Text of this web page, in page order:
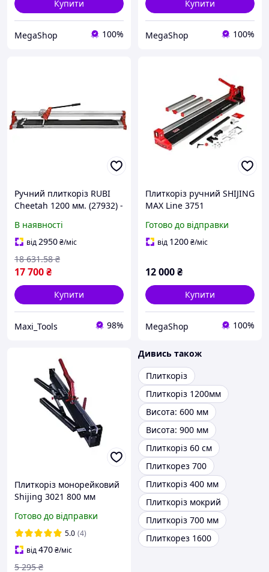
Купити
MegaShop 100%
Купити
MegaShop 100%
Ручний плиткоріз RUBI
Cheetah 1200 мм. (27932) -
твердих матеріалів
В наявності
від2950₴/міс
17 700₴
18 631.58 ₴
Купити
Maxi_Tools 98%
Плиткоріз ручний SHIJING
MAX Line 3751
зеленим лазером та
ріжучий ролик у
Готово до відправки
від 1200₴/міс
12 000₴
Купити
MegaShop 100%
Плиткоріз монорейковий
Shijing 3021 800 мм
Готово до відправки
5.0 (4)
від470₴/міс
5 295 ₴
Дивись також
Плиткоріз
Плиткоріз 1200мм
Висота: 600 мм
Висота: 900 мм
Плиткоріз 60 см
Плиткорез 700
Плиткоріз 400 мм
Плиткоріз мокрий
Плиткоріз 700 мм
Плиткорез 1600